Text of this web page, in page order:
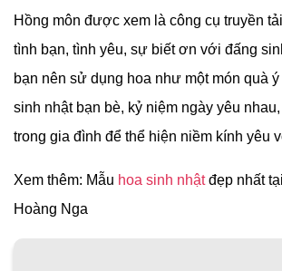
Hồng môn được xem là công cụ truyền
tình bạn, tình yêu, sự biết ơn với đấng
bạn nên sử dụng hoa như một món quà
sinh nhật bạn bè, kỷ niệm ngày yêu
trong gia đình để thể hiện niềm kính yêu
Xem thêm: Mẫu hoa sinh nhậtđẹp nhất
Hoàng Nga